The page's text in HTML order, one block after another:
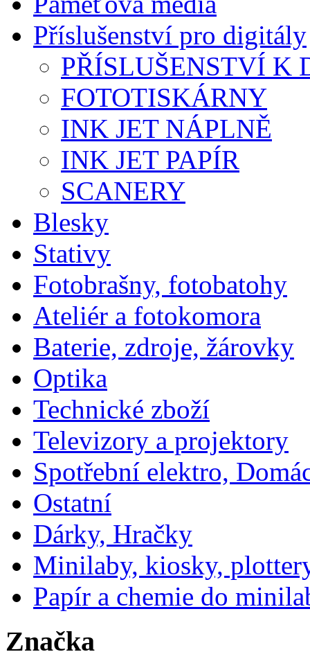
Příslušenství pro digitály
PŘÍSLUŠENSTVÍ K
FOTOTISKÁRNY
INK JET NÁPLNĚ
INK JET PAPÍR
SCANERY
Blesky
Stativy
Fotobrašny, fotobatohy
Ateliér a fotokomora
Baterie, zdroje, žárovky
Optika
Technické zboží
Televizory a projektory
Spotřební elektro,
Ostatní
Dárky, Hračky
Minilaby, kiosky,
Papír a chemie do
Značka